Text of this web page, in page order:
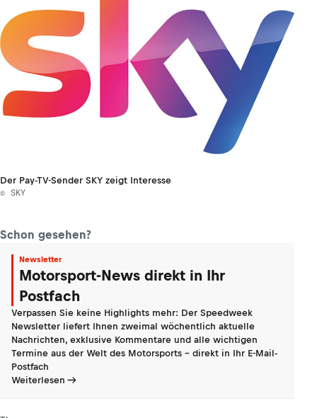
Der Pay-TV-Sender SKY zeigt Interesse
© SKY
Schon gesehen?
Newsletter
Motorsport-News direkt in Ihr
Postfach
Verpassen Sie keine Highlights mehr: Der Speedweek
Newsletter liefert Ihnen zweimal wöchentlich aktuelle
Nachrichten, exklusive Kommentare und alle wichtigen
Termine aus der Welt des Motorsports - direkt in Ihr E-Mail-
Postfach
Weiterlesen